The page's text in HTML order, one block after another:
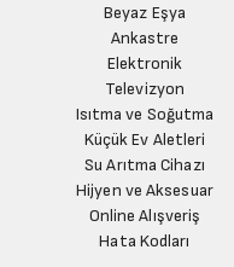
Beyaz Eşya
Ankastre
Elektronik
Televizyon
Isıtma ve Soğutma
Küçük Ev Aletleri
Su Arıtma Cihazı
Hijyen ve Aksesuar
Online Alışveriş
Hata Kodları